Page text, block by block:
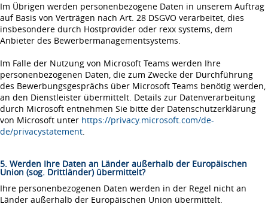
Im Übrigen werden personenbezogene Daten in unserem Auftrag
auf Basis von Verträgen nach Art. 28 DSGVO verarbeitet, dies
insbesondere durch Hostprovider oder rexx systems, dem
Anbieter des Bewerbermanagementsystems.
Im Falle der Nutzung von Microsoft Teams werden Ihre
personenbezogenen Daten, die zum Zwecke der Durchführung
des Bewerbungsgesprächs über Microsoft Teams benötig werden,
an den Dienstleister übermittelt. Details zur Datenverarbeitung
durch Microsoft entnehmen Sie bitte der Datenschutzerklärung
von Microsoft unter https://privacy.microsoft.com/de-
de/privacystatement.
5. Werden Ihre Daten an Länder außerhalb der Europäischen
Union (sog. Drittländer) übermittelt?
Ihre personenbezogenen Daten werden in der Regel nicht an
Länder außerhalb der Europäischen Union übermittelt.